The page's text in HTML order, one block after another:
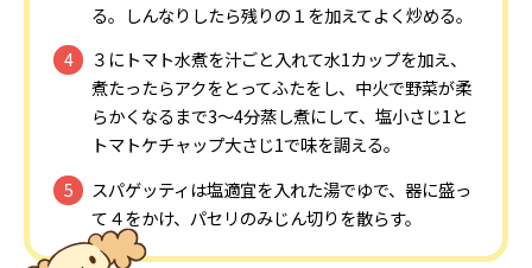
る。しんなりしたら残りの１を加えてよく炒める。
３にトマト水煮を汁ごと入れて水1カップを加え、
煮たったらアクをとってふたをし、中火で野菜が柔
らかくなるまで3～4分蒸し煮にして、塩小さじ1と
トマトケチャップ大さじ1で味を調える。
スパゲッティは塩適宜を入れた湯でゆで、器に盛っ
て４をかけ、パセリのみじん切りを散らす。